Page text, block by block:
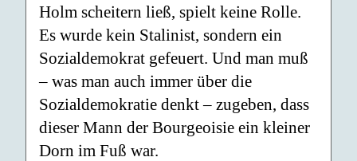
Holm scheitern ließ, spielt keine Rolle.
Es wurde kein Stalinist, sondern ein
Sozialdemokrat gefeuert. Und man muß
– was man auch immer über die
Sozialde­mokratie denkt – zugeben, dass
dieser Mann der Bourgeoisie ein kleiner
Dorn im Fuß war.